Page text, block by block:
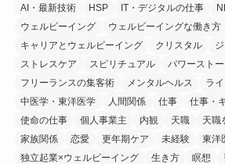
AI・最新技術 HSP IT・デジタルの仕事
ウェルビーイング
ウェルビーイングな働き方
キャリアとウェルビーイング
クリスタル
ストレスケア
スピリチュアル パワースト
フリーランスの集客術
メンタルヘルス
ラ
中医学・東洋医学
人間関係 仕事 仕事・
使命の仕事
個人事業主 内観 天職
天職
家族関係
恋愛 更年期ケア 未経験 東洋
独立起業×ウェルビーイング
生き方 瞑想